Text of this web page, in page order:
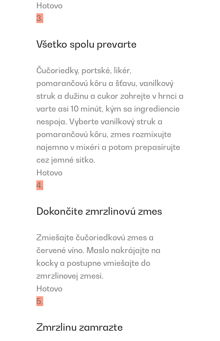
Hotovo
3.
Všetko spolu prevarte
Čučoriedky, portské, likér,
pomarančovú kôru a šťavu, vanilkový
struk a dužinu a cukor zohrejte v hrnci a
varte asi 10 minút, kým sa ingrediencie
nespoja. Vyberte vanilkový struk a
pomarančovú kôru, zmes rozmixujte
najemno v mixéri a potom prepasírujte
cez jemné sitko.
Hotovo
4.
Dokončite zmrzlinovú zmes
Zmiešajte čučoriedkovú zmes a
červené víno. Maslo nakrájajte na
kocky a postupne vmiešajte do
zmrzlinovej zmesi.
Hotovo
5.
Zmrzlinu zamrazte